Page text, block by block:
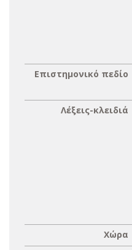
Επιστημονικό πεδίο
Λέξεις-κλειδιά
Χώρα